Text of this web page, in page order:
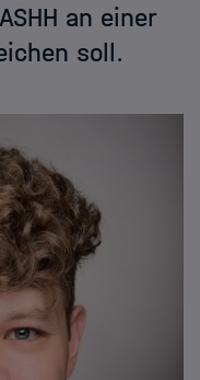
an einer
soll.